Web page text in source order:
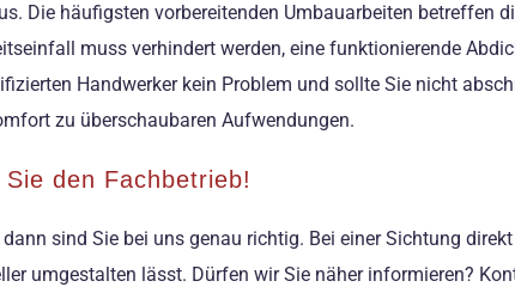
Die häufigsten vorbereitenden Umbauarbeiten betreffen
muss verhindert werden, eine funktionierende
Handwerker kein Problem und sollte Sie nicht
zu überschaubaren Aufwendungen.
den Fachbetrieb!
sind Sie bei uns genau richtig. Bei einer Sichtung
umgestalten lässt. Dürfen wir Sie näher informieren?